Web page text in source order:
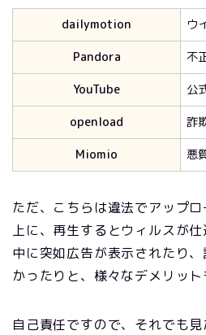
dailymotion
ウ
Pandora
不
YouTube
公
openload
詐
Miomio
悪
ただ、こちらは違法でアップ
上に、再生するとウィルスが
中に突如広告が表示されたり
かったりと、様々なデメリット
自己責任ですので、それでも